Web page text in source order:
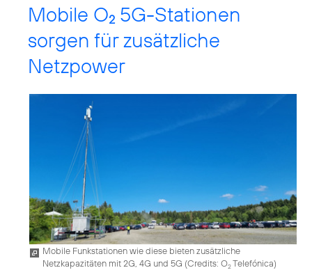
Mobile O2 5G-Stationen
sorgen für zusätzliche
Netzpower
Mobile Funkstationen wie diese bieten zusätzliche
Netzkapazitäten mit 2G, 4G und 5G (Credits: O2Telefónica)